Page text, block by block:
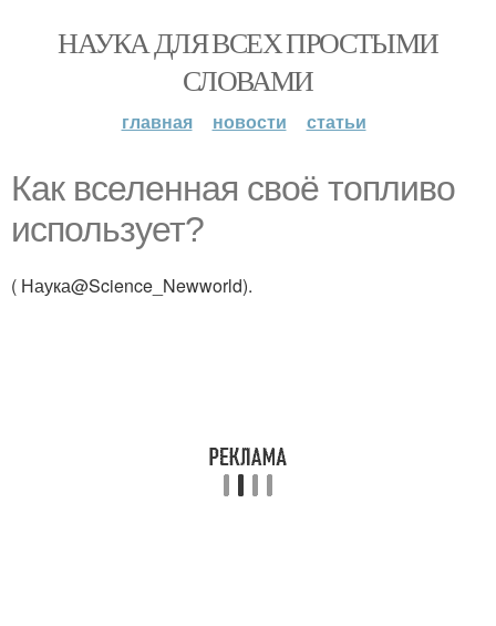
НАУКА ДЛЯ ВСЕХ ПРОСТЫМИ
СЛОВАМИ
главная новости статьи
Как вселенная своё топливо
использует?
( Наука@Science_Newworld).